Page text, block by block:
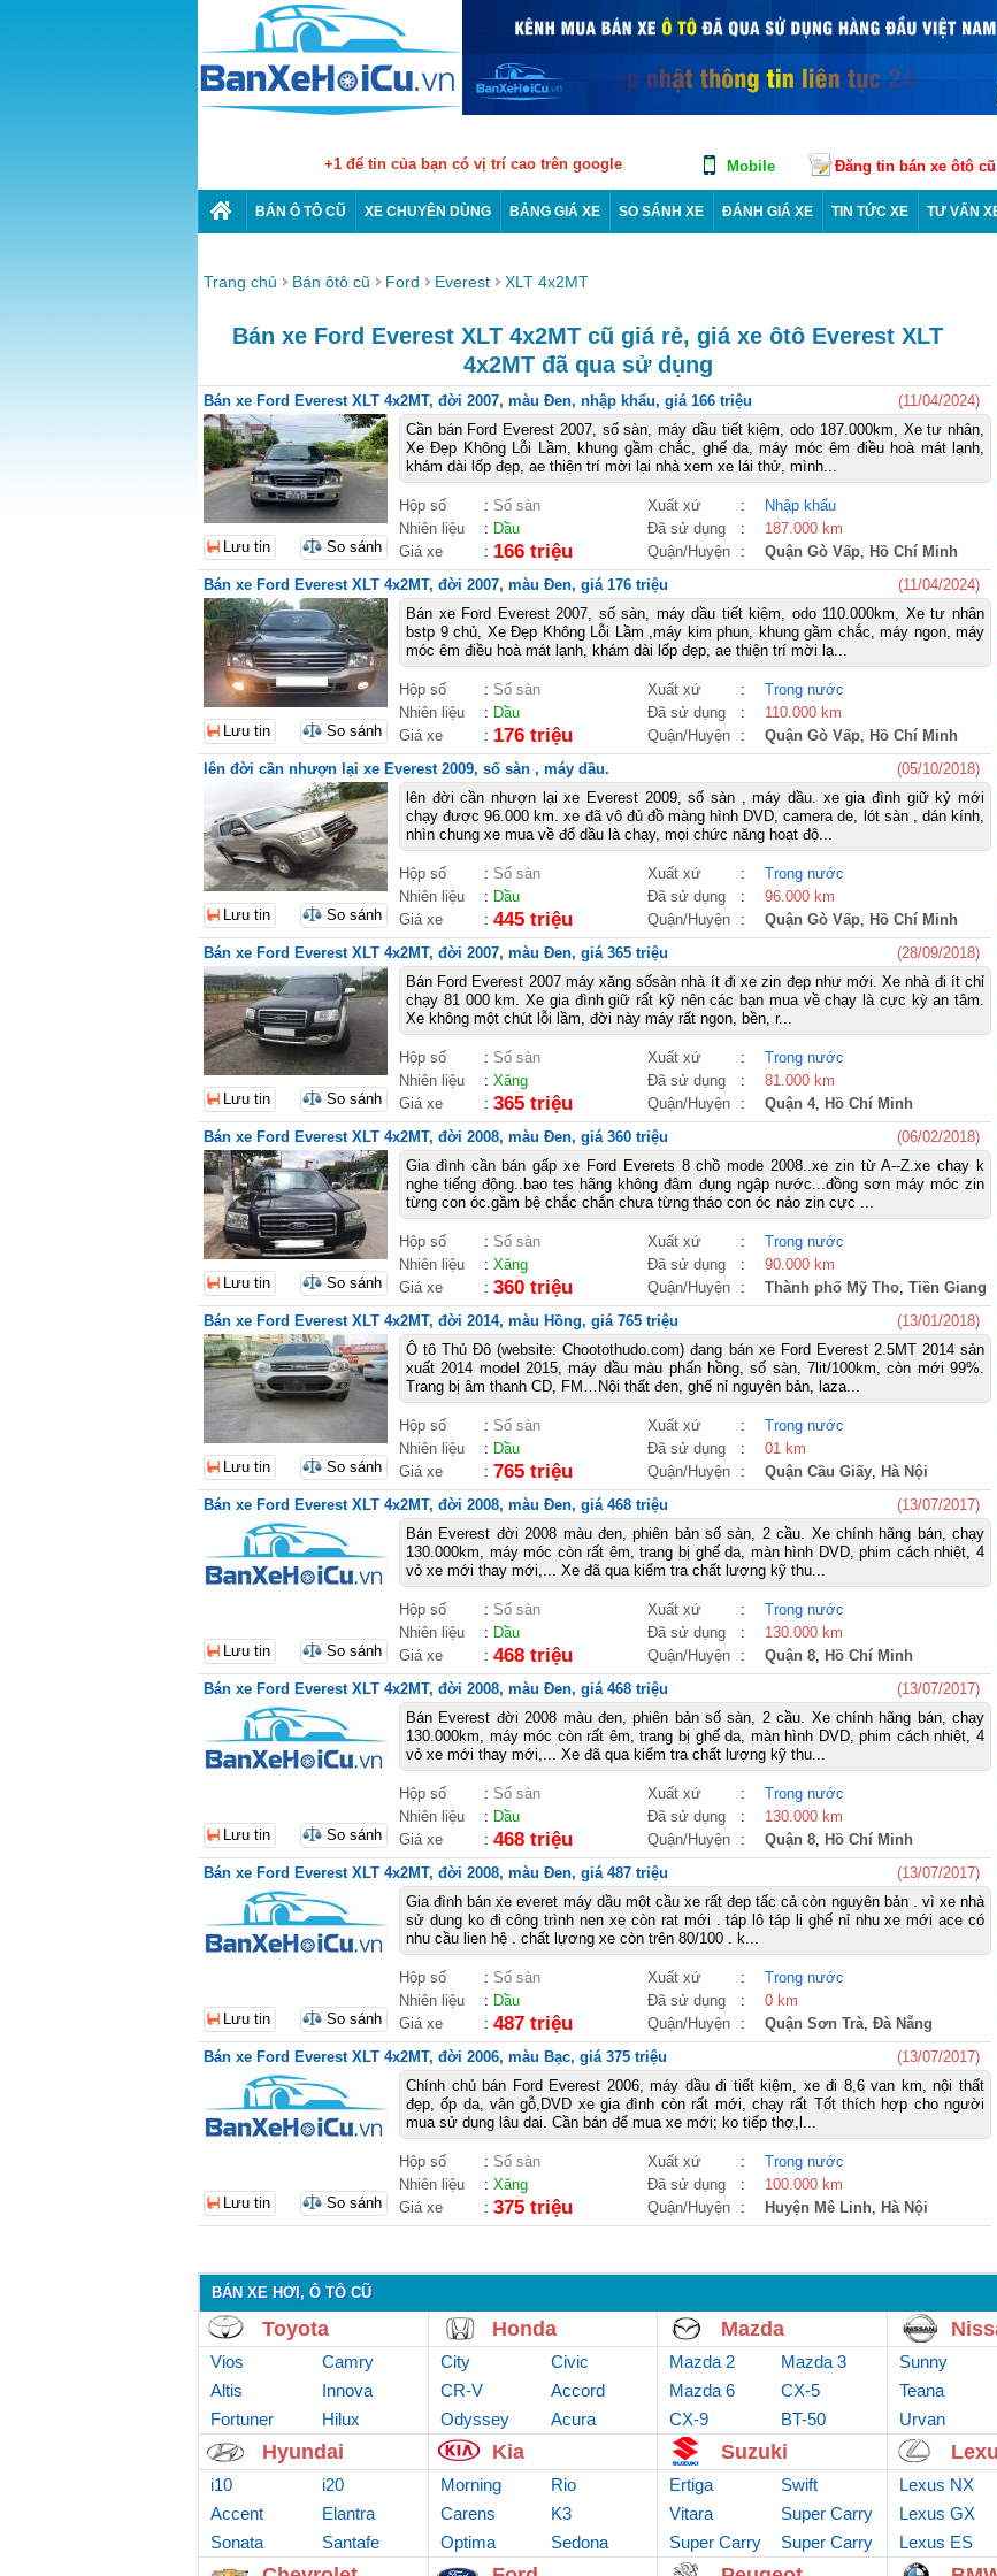
+1 để tin của bạn có vị trí cao trên google Mobile Đăng tin bán xe ôtô cũ
BÁN Ô TÔ CŨ XE CHUYÊN DÙNG BẢNG GIÁ XE SO SÁNH XE ĐÁNH GIÁ XE TIN TỨC XE TƯ VẤN
Trang chủ Bán ôtô cũ Ford Everest XLT 4x2MT
Bán xe Ford Everest XLT 4x2MT cũ giá rẻ, giá xe ôtô Everest XLT
4x2MT đã qua sử dụng
Bán xe Ford Everest XLT 4x2MT, đời 2007, màu Đen, nhập khẩu, giá 166 triệu
(11/04/2024)
Cần bán Ford Everest 2007, số sàn, máy dầu tiết kiệm, odo 187.000km, Xe tư nhân,
Xe Đẹp Không Lỗi Lầm, khung gầm chắc, ghế da, máy móc êm điều hoà mát lạnh,
khám dài lốp đẹp, ae thiện trí mời lại nhà xem xe lái thử, mình...
Hộp số : Số sàn Xuất xứ :
Nhập khẩu
Nhiên liệu
: Dầu Đã sử dụng :
187.000 km
Giá xe
: 166 triệu Quận/Huyện : Quận Gò Vấp, Hồ Chí Minh
Lưu tin So sánh
Bán xe Ford Everest XLT 4x2MT, đời 2007, màu Đen, giá 176 triệu
(11/04/2024)
Bán xe Ford Everest 2007, số sàn, máy dầu tiết kiệm, odo 110.000km, Xe tư nhân
bstp 9 chủ, Xe Đẹp Không Lỗi Lầm ,máy kim phun, khung gầm chắc, máy ngon, máy
móc êm điều hoà mát lạnh, khám dài lốp đẹp, ae thiện trí mời lạ...
Hộp số : Số sàn Xuất xứ :
Trong nước
Nhiên liệu
: Dầu Đã sử dụng :
110.000 km
Giá xe
: 176 triệu Quận/Huyện : Quận Gò Vấp, Hồ Chí Minh
Lưu tin So sánh
lên đời cần nhượn lại xe Everest 2009, số sàn , máy dầu.
(05/10/2018)
lên đời cần nhượn lại xe Everest 2009, số sàn , máy dầu. xe gia đình giữ kỷ mới
chạy được 96.000 km. xe đã vô đủ đồ màng hình DVD, camera de, lót sàn , dán kính,
nhìn chung xe mua về đổ dầu là chạy, mọi chức năng hoạt độ...
Hộp số : Số sàn Xuất xứ :
Trong nước
Nhiên liệu
: Dầu Đã sử dụng :
96.000 km
Giá xe
: 445 triệu Quận/Huyện : Quận Gò Vấp, Hồ Chí Minh
Lưu tin So sánh
Bán xe Ford Everest XLT 4x2MT, đời 2007, màu Đen, giá 365 triệu
(28/09/2018)
Bán Ford Everest 2007 máy xăng sốsàn nhà ít đi xe zin đẹp như mới. Xe nhà đi ít chỉ
chạy 81 000 km. Xe gia đình giữ rất kỹ nên các bạn mua về chạy là cực kỳ an tâm.
Xe không một chút lỗi lầm, đời này máy rất ngon, bền, r...
Hộp số : Số sàn Xuất xứ :
Trong nước
Nhiên liệu
: Xăng Đã sử dụng :
81.000 km
Giá xe
: 365 triệu Quận/Huyện : Quận 4, Hồ Chí Minh
Lưu tin So sánh
Bán xe Ford Everest XLT 4x2MT, đời 2008, màu Đen, giá 360 triệu
(06/02/2018)
Gia đình cần bán gấp xe Ford Everets 8 chồ mode 2008..xe zin từ A--Z.xe chạy k
nghe tiếng động..bao tes hãng không đâm đụng ngập nước...đồng sơn máy móc zin
từng con óc.gầm bệ chắc chắn chưa từng tháo con óc nảo zin cực ...
Hộp số : Số sàn Xuất xứ :
Trong nước
Nhiên liệu
: Xăng Đã sử dụng :
90.000 km
Giá xe
: 360 triệu Quận/Huyện : Thành phố Mỹ Tho, Tiền Giang
Lưu tin So sánh
Bán xe Ford Everest XLT 4x2MT, đời 2014, màu Hồng, giá 765 triệu
(13/01/2018)
Ô tô Thủ Đô (website: Chootothudo.com) đang bán xe Ford Everest 2.5MT 2014 sản
xuất 2014 model 2015, máy dầu màu phấn hồng, số sàn, 7lit/100km, còn mới 99%.
Trang bị âm thanh CD, FM…Nội thất đen, ghế nỉ nguyên bản, laza...
Hộp số : Số sàn Xuất xứ :
Trong nước
Nhiên liệu
: Dầu Đã sử dụng :
01 km
Giá xe
: 765 triệu Quận/Huyện : Quận Cầu Giấy, Hà Nội
Lưu tin So sánh
Bán xe Ford Everest XLT 4x2MT, đời 2008, màu Đen, giá 468 triệu
(13/07/2017)
Bán Everest đời 2008 màu đen, phiên bản số sàn, 2 cầu. Xe chính hãng bán, chạy
130.000km, máy móc còn rất êm, trang bị ghế da, màn hình DVD, phim cách nhiệt, 4
vỏ xe mới thay mới,... Xe đã qua kiểm tra chất lượng kỹ thu...
Hộp số : Số sàn Xuất xứ :
Trong nước
Nhiên liệu
: Dầu Đã sử dụng :
130.000 km
Giá xe
: 468 triệu Quận/Huyện : Quận 8, Hồ Chí Minh
Lưu tin So sánh
Bán xe Ford Everest XLT 4x2MT, đời 2008, màu Đen, giá 468 triệu
(13/07/2017)
Bán Everest đời 2008 màu đen, phiên bản số sàn, 2 cầu. Xe chính hãng bán, chạy
130.000km, máy móc còn rất êm, trang bị ghế da, màn hình DVD, phim cách nhiệt, 4
vỏ xe mới thay mới,... Xe đã qua kiểm tra chất lượng kỹ thu...
Hộp số : Số sàn Xuất xứ :
Trong nước
Nhiên liệu
: Dầu Đã sử dụng :
130.000 km
Giá xe
: 468 triệu Quận/Huyện : Quận 8, Hồ Chí Minh
Lưu tin So sánh
Bán xe Ford Everest XLT 4x2MT, đời 2008, màu Đen, giá 487 triệu
(13/07/2017)
Gia đình bán xe everet máy dầu một cầu xe rất đep tấc cả còn nguyên bản . vì xe nhà
sử dung ko đi công trình nen xe còn rat mới . táp lô táp li ghế nỉ nhu xe mới ace có
nhu cầu lien hệ . chất lựơng xe còn trên 80/100 . k...
Hộp số : Số sàn Xuất xứ :
Trong nước
Nhiên liệu
: Dầu Đã sử dụng :
0 km
Giá xe
: 487 triệu Quận/Huyện : Quận Sơn Trà, Đà Nẵng
Lưu tin So sánh
Bán xe Ford Everest XLT 4x2MT, đời 2006, màu Bạc, giá 375 triệu
(13/07/2017)
Chính chủ bán Ford Everest 2006, máy dầu đi tiết kiệm, xe đi 8,6 van km, nội thất
đẹp, ốp da, vân gỗ,DVD xe gia đình còn rất mới, chạy rất Tốt thích hợp cho người
mua sử dụng lâu dai. Cần bán để mua xe mới; ko tiếp thợ,l...
Hộp số : Số sàn Xuất xứ :
Trong nước
Nhiên liệu
: Xăng Đã sử dụng :
100.000 km
Giá xe
: 375 triệu Quận/Huyện : Huyện Mê Linh, Hà Nội
Lưu tin So sánh
BÁN XE HƠI, Ô TÔ CŨ
Toyota
Vios
Camry
Altis
Innova
Fortuner
Hilux
Honda
City
Civic
CR-V
Accord
Odyssey
Acura
Mazda
Mazda 2
Mazda 3
Mazda 6
CX-5
CX-9
BT-50
Sunny
Teana
Urvan
Hyundai
i10
i20
Accent
Elantra
Sonata
Santafe
Kia
Morning
Rio
Carens
K3
Optima
Sedona
Suzuki
Ertiga
Swift
Vitara
Super Carry
Van
Super Carry
truck
Super Carry
Pro
Lexus NX
Lexus GX
Lexus ES